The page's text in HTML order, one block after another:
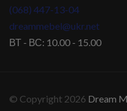
(068) 447-13-04
dreammebel@ukr.net
ВТ - ВС: 10.00 - 15.00
© Copyright 2026 Dream